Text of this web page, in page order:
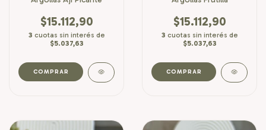
$15.112,90
3 cuotas sin interés de
$5.037,63
$15.112,90
3 cuotas sin interés de
$5.037,63